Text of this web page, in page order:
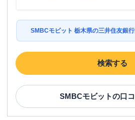
SMBCモビット 栃木県の三井住友銀
検索する
SMBCモビットの口